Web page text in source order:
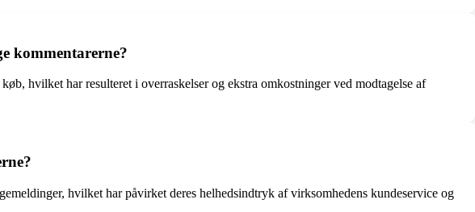
kommentarerne?
hvilket har resulteret i overraskelser og ekstra omkostninger ved modtagelse af
hvilket har påvirket deres helhedsindtryk af virksomhedens kundeservice og